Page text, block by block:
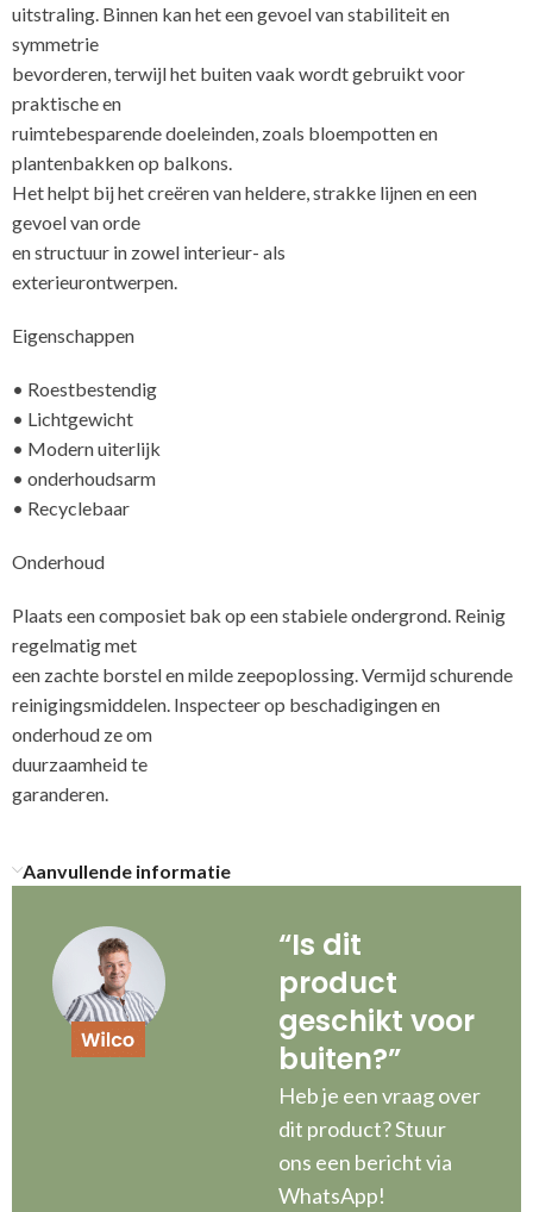
uitstraling. Binnen kan het een gevoel van stabiliteit en
symmetrie
bevorderen, terwijl het buiten vaak wordt gebruikt voor
praktische en
ruimtebesparende doeleinden, zoals bloempotten en
plantenbakken op balkons.
Het helpt bij het creëren van heldere, strakke lijnen en een
gevoel van orde
en structuur in zowel interieur- als
Eigenschappen
• Roestbestendig
• Lichtgewicht
• Modern uiterlijk
• onderhoudsarm
• Recyclebaar
Onderhoud
Plaats een composiet bak op een stabiele ondergrond. Reinig
regelmatig met
een zachte borstel en milde zeepoplossing. Vermijd schurende
reinigingsmiddelen. Inspecteer op beschadigingen en
onderhoud ze om
duurzaamheid te
Aanvullende informatie
“Is dit
product
geschikt voor
buiten?”
Heb je een vraag over
dit product? Stuur
ons een bericht via
WhatsApp!